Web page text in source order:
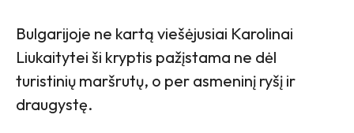
Bulgarijoje ne kartą viešėjusiai Karolinai
Liukaitytei ši kryptis pažįstama ne dėl
turistinių maršrutų, o per asmeninį ryšį ir
draugystę.